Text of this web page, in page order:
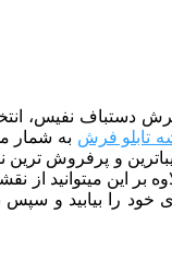
دستباف نفیس،
تابلو فرش به شمار
بر این میتوانید
خود را بیابید و سپس